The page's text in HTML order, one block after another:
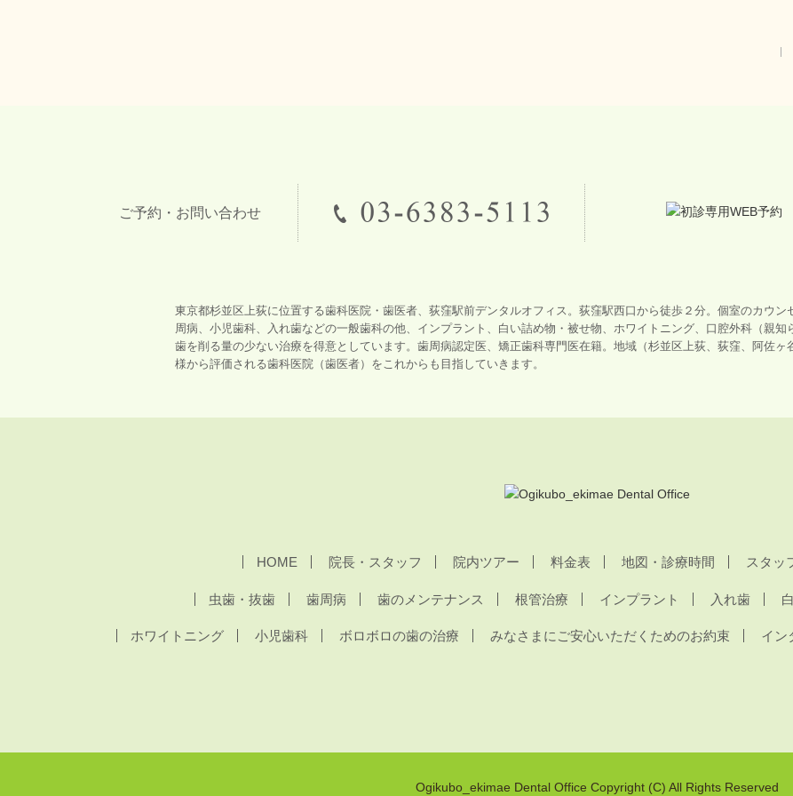
ご予約・お問い合わせ
東京都杉並区上荻に位置する歯科医院・歯医者、荻窪駅前デンタルオフィス。荻窪駅西口から徒歩２分。個室のカウ
周病、小児歯科、入れ歯などの一般歯科の他、インプラント、白い詰め物・被せ物、ホワイトニング、口腔外科（親知
歯を削る量の少ない治療を得意としています。歯周病認定医、矯正歯科専門医在籍。地域（杉並区上荻、荻窪、阿佐
様から評価される歯科医院（歯医者）をこれからも目指していきます。
HOME 院長・スタッフ 院内ツアー 料金表 地図・診療時間 スタッ
虫歯・抜歯 歯周病 歯のメンテナンス 根管治療 インプラント 入れ歯
ホワイトニング 小児歯科 ボロボロの歯の治療 みなさまにご安心いただくためのお約束 イン
Ogikubo_ekimae Dental Office Copyright (C) All Rights Reserved